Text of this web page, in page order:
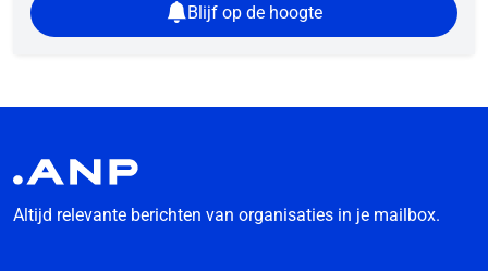
Blijf op de hoogte
Altijd relevante berichten van organisaties in je mailbox.